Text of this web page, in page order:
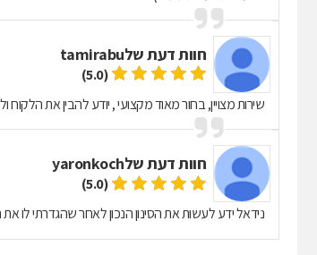
חוות דעת שלtamirabu
(5.0)
שירות מצויין, בחור מאוד מקצועי , יודע להבין את
חוות דעת שלyaronkoch
(5.0)
נידאל ידע לעשות את הסינון הנכון לאחר שהגדרתי לו